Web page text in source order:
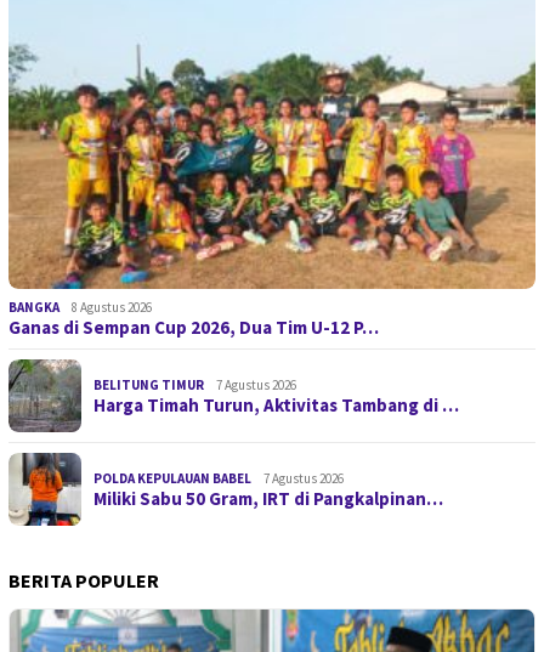
BANGKA 8 Agustus 2026
Ganas di Sempan Cup 2026, Dua Tim U-12 P…
BELITUNG TIMUR 7 Agustus 2026
Harga Timah Turun, Aktivitas Tambang di …
POLDA KEPULAUAN BABEL 7 Agustus 2026
Miliki Sabu 50 Gram, IRT di Pangkalpinan…
BERITA POPULER